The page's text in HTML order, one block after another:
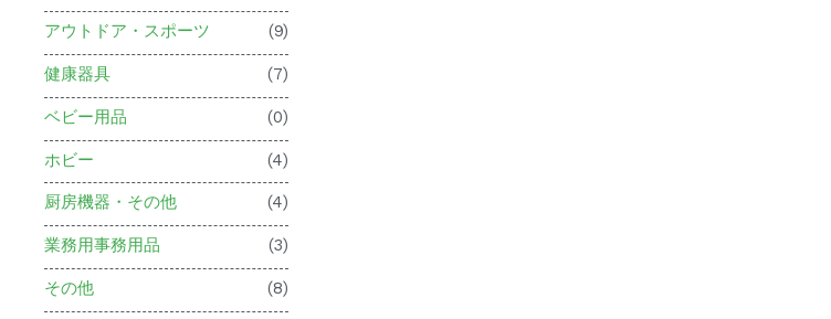
アウトドア・スポーツ (9)
健康器具 (7)
ベビー用品 (0)
ホビー (4)
厨房機器・その他 (4)
業務用事務用品 (3)
その他 (8)